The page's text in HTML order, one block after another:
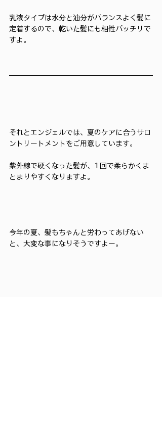
乳液タイプは水分と油分がバランスよく髪に
定着するので、乾いた髪にも相性バッチリで
すよ。
それとエンジェルでは、夏のケアに合うサロ
ントリートメントをご用意しています。
紫外線で硬くなった髪が、1回で柔らかくま
とまりやすくなりますよ。
今年の夏、髪もちゃんと労わってあげない
と、大変な事になりそうですよー。